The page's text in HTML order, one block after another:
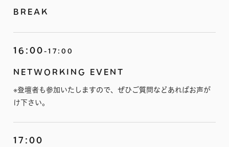
BREAK
16:00-17:00
NETWORKING EVENT
※登壇者も参加いたしますので、ぜひご質問などあればお声が
け下さい。
17:00